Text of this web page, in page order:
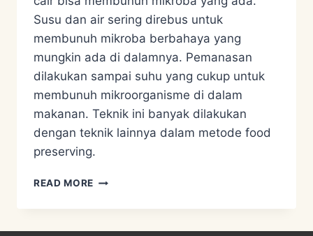
Susu dan air sering direbus untuk
membunuh mikroba berbahaya yang
mungkin ada di dalamnya. Pemanasan
dilakukan sampai suhu yang cukup untuk
membunuh mikroorganisme di dalam
makanan. Teknik ini banyak dilakukan
dengan teknik lainnya dalam metode food
preserving.
READ MORE FOOD
–